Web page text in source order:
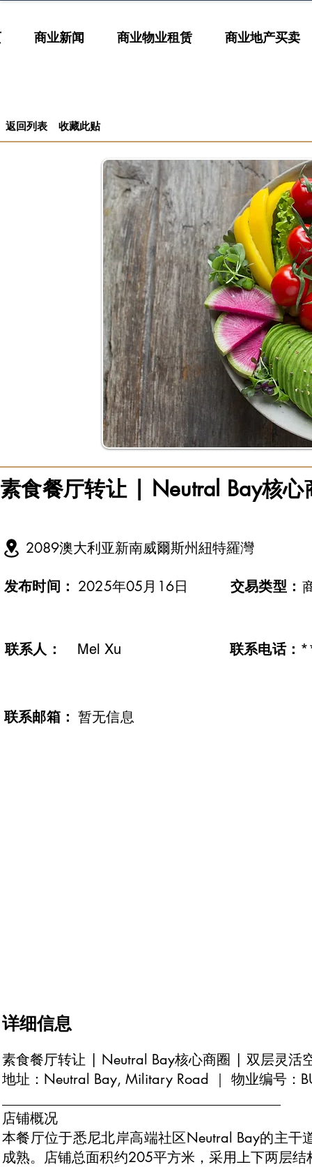
商业新闻 商业物业租赁 商业地产买卖
返回列表 收藏此贴
素食餐厅转让 | Neutral Bay核心
2089澳大利亚新南威爾斯州紐特羅灣
发布时间： 2025年05月16日 交易类型：
联系人： Mel Xu 联系电话：
​联系邮箱： 暂无信息
详细信息
素食餐厅转让 | Neutral Bay核心商圈 | 双层灵活
地址：Neutral Bay, Military Road ｜ 物业编号：
店铺概况
本餐厅位于悉尼北岸高端社区Neutral Bay的主
成熟。店铺总面积约205平方米，采用上下两层